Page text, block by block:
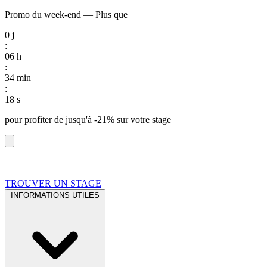
Promo du week-end — Plus que
0 j
:
06 h
:
34 min
:
17 s
pour profiter de jusqu'à -21% sur votre stage
TROUVER UN STAGE
INFORMATIONS UTILES